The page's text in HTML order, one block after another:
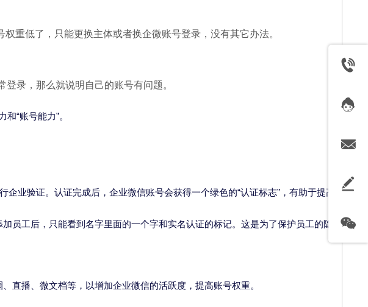
重低了，只能更换主体或者换企微账号登录，没有其它办法。
录，那么就说明自己的账号有问题。
“账号能力”。
业验证。认证完成后，企业微信账号会获得一个绿色的“认证标志”，有助于提高
员工后，只能看到名字里面的一个字和实名认证的标记。这是为了保护员工的隐
直播、微文档等，以增加企业微信的活跃度，提高账号权重。